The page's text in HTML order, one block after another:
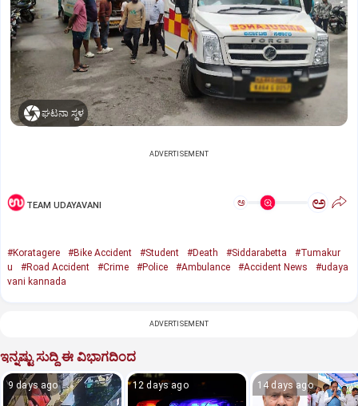
ಘಟನಾ ಸ್ಥಳ
ADVERTISEMENT
TEAM UDAYAVANI ಅ ಅ
#Koratagere #Bike Accident #Student #Death #Siddarabetta
#Tumakur
u
#Road Accident #Crime #Police #Ambulance #Accident News
#udaya
vani kannada
ADVERTISEMENT
ಇನ್ನಷ್ಟು ಸುದ್ದಿ ಈ ವಿಭಾಗದಿಂದ
9 days ago 12 days ago 14 days ago